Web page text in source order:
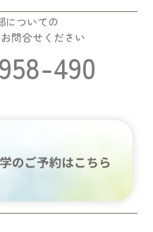
についての
問合せください
490